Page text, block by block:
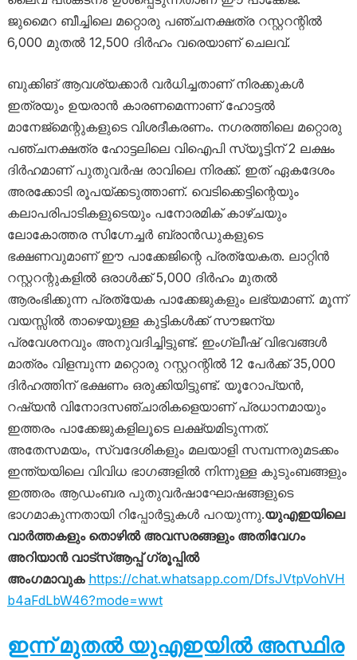
ജുമൈറ ബീച്ചിലെ മറ്റൊരു പഞ്ചനക്ഷത്ര റസ്റ്ററന്റിൽ
6,000 മുതൽ 12,500 ദിർഹം വരെയാണ് ചെലവ്.
ബുക്കിങ് ആവശ്യക്കാർ വർധിച്ചതാണ് നിരക്കുകൾ
ഇത്രയും ഉയരാൻ കാരണമെന്നാണ് ഹോട്ടൽ
മാനേജ്മെന്റുകളുടെ വിശദീകരണം. നഗരത്തിലെ മറ്റൊരു
പഞ്ചനക്ഷത്ര ഹോട്ടലിലെ വിഐപി സ്യൂട്ടിന് 2 ലക്ഷം
ദിർഹമാണ് പുതുവർഷ രാവിലെ നിരക്ക്. ഇത് ഏകദേശം
അരക്കോടി രൂപയ്ക്കടുത്താണ്. വെടിക്കെട്ടിന്റെയും
കലാപരിപാടികളുടെയും പനോരമിക് കാഴ്ചയും
ലോകോത്തര സിഗ്നേച്ചർ ബ്രാൻഡുകളുടെ
ഭക്ഷണവുമാണ് ഈ പാക്കേജിന്റെ പ്രത്യേകത. ലാറ്റിൻ
റസ്റ്ററന്റുകളിൽ ഒരാൾക്ക് 5,000 ദിർഹം മുതൽ
ആരംഭിക്കുന്ന പ്രത്യേക പാക്കേജുകളും ലഭ്യമാണ്. മൂന്ന്
വയസ്സിൽ താഴെയുള്ള കുട്ടികൾക്ക് സൗജന്യ
പ്രവേശനവും അനുവദിച്ചിട്ടുണ്ട്. ഇംഗ്ലീഷ് വിഭവങ്ങൾ
മാത്രം വിളമ്പുന്ന മറ്റൊരു റസ്റ്ററന്റിൽ 12 പേർക്ക് 35,000
ദിർഹത്തിന് ഭക്ഷണം ഒരുക്കിയിട്ടുണ്ട്. യൂറോപ്യൻ,
റഷ്യൻ വിനോദസഞ്ചാരികളെയാണ് പ്രധാനമായും
ഇത്തരം പാക്കേജുകളിലൂടെ ലക്ഷ്യമിടുന്നത്.
അതേസമയം, സ്വദേശികളും മലയാളി സമ്പന്നരുമടക്കം
ഇന്ത്യയിലെ വിവിധ ഭാഗങ്ങളിൽ നിന്നുള്ള കുടുംബങ്ങളും
ഇത്തരം ആഡംബര പുതുവർഷാഘോഷങ്ങളുടെ
ഭാഗമാകുന്നതായി റിപ്പോർട്ടുകൾ പറയുന്നു.യുഎഇയിലെ
വാർത്തകളും തൊഴിൽ അവസരങ്ങളും അതിവേഗം
അറിയാൻ വാട്സ്ആപ്പ് ഗ്രൂപ്പിൽ
അംഗമാവുക https://chat.whatsapp.com/DfsJVtpVohVH
b4aFdLbW46?mode=wwt
ഇന്ന് മുതൽ യുഎഇയിൽ അസ്ഥിര